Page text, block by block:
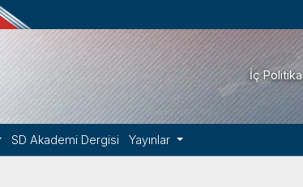
İç Politika
SD Akademi Dergisi Yayınlar